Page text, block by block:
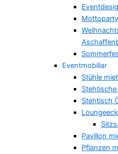
Eventmobiliar
Stühle
Stehtisch
Pavillon
Pflanzen